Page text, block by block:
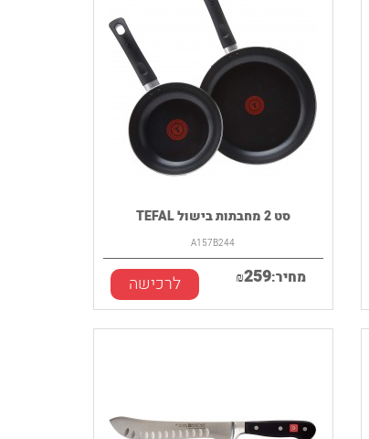
סט 2 מחבתות בישול TEFAL
‎A157B244
מחיר: ₪259 לרכישה